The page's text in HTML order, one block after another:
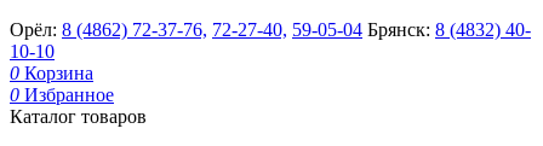
Орёл: 8 (4862) 72-37-76, 72-27-40, 59-05-04 Брянск: 8 (4832) 40-
10-10
0 Корзина
0 Избранное
Каталог товаров